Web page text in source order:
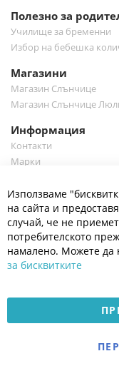
Полезно за
Училище за бременни
Избор на бебешка
Магазини
Магазин Слънчице
Магазин Слънчице
Информация
Контакти
Марки
Полезно
Общи условия
Политика за
Платформа за OPC
Доставка и плащане
Използваме
на сайта и
случай, че не
потребителското
намалено. Можете да
за бисквитките